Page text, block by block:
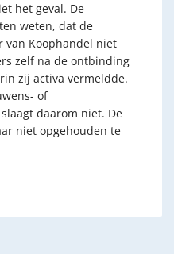
het geval. De
weten, dat de
van Koophandel niet
zelf na de ontbinding
zij activa vermeldde.
of
daarom niet. De
niet opgehouden te